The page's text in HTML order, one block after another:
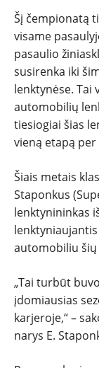
Šį čempionatą
visame
pasaulio
susirenka iki
lenktynėse. Tai
automobilių
tiesiogiai šias
vieną etapą
Šiais metais
Staponkus
lenktynininkas
lenktyniaujantis
automobiliu šių
„Tai turbūt
įdomiausias
karjeroje,“ –
narys E.